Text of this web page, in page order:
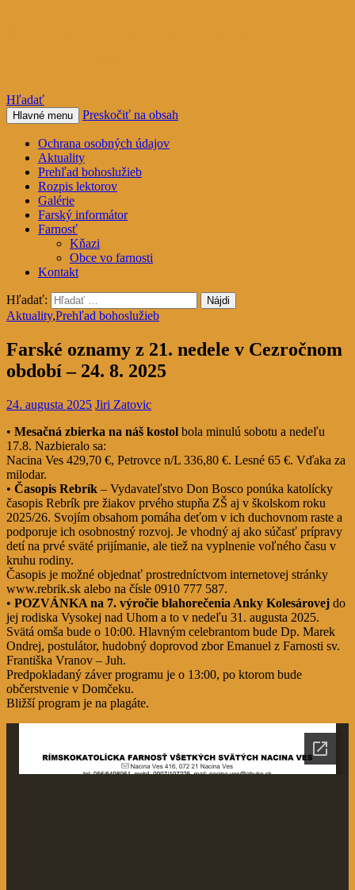
Hľadať
Hlavné menu Preskočiť na obsah
Ochrana osobných údajov
Aktuality
Prehľad bohoslužieb
Rozpis lektorov
Galérie
Farský informátor
Farnosť
Kňazi
Obce vo farnosti
Kontakt
Hľadať:
Aktuality,Prehľad bohoslužieb
Farské oznamy z 21. nedele v Cezročnom
období – 24. 8. 2025
24. augusta 2025 Jiri Zatovic
• Mesačná zbierka na náš kostol bola minulú sobotu a nedeľu
17.8. Nazbieralo sa:
Nacina Ves 429,70 €, Petrovce n/L 336,80 €. Lesné 65 €. Vďaka za
milodar.
• Časopis Rebrík – Vydavateľstvo Don Bosco ponúka katolícky
časopis Rebrík pre žiakov prvého stupňa ZŠ aj v školskom roku
2025/26. Svojím obsahom pomáha deťom v ich duchovnom raste a
podporuje ich osobnostný rozvoj. Je vhodný aj ako súčasť prípravy
detí na prvé sväté prijímanie, ale tiež na vyplnenie voľného času v
kruhu rodiny.
Časopis je možné objednať prostredníctvom internetovej stránky
www.rebrik.sk alebo na čísle 0910 777 587.
• POZVÁNKA na 7. výročie blahorečenia Anky Kolesárovej do
jej rodiska Vysokej nad Uhom a to v nedeľu 31. augusta 2025.
Svätá omša bude o 10:00. Hlavným celebrantom bude Dp. Marek
Ondrej, postulátor, hudobný doprovod zbor Emanuel z Farnosti sv.
Františka Vranov – Juh.
Predpokladaný záver programu je o 13:00, po ktorom bude
občerstvenie v Domčeku.
Bližší program je na plagáte.